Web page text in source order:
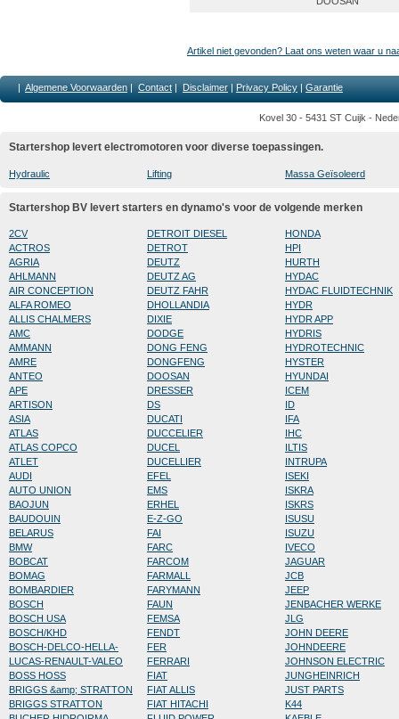
Artikel niet gevonden? Laat ons weten waar u
| Algemene Voorwaarden | Contact | Disclaimer | Privacy Policy | Garantie
Kovel 30 - 5431 ST Cuijk -
Startershop levert electromotoren voor diverse toepassingen.
Hydraulic Lifting Massa Geïsoleerd
Startershop BV levert starters en dynamo's voor de volgende merken
2CV
ACTROS
AGRIA
AHLMANN
AIR CONCEPTION
ALFA ROMEO
ALLIS CHALMERS
AMC
AMMANN
AMRE
ANTEO
APE
ARTISON
ASIA
ATLAS
ATLAS COPCO
ATLET
AUDI
AUTO UNION
BAOJUN
BAUDOUIN
BELARUS
BMW
BOBCAT
BOMAG
BOMBARDIER
BOSCH
BOSCH USA
BOSCH/KHD
BOSCH-DELCO-HELLA-
LUCAS-RENAULT-VALEO
BOSS HOSS
BRIGGS &amp; STRATTON
BRIGGS STRATTON
DETROIT DIESEL
DETROT
DEUTZ
DEUTZ AG
DEUTZ FAHR
DHOLLANDIA
DIXIE
DODGE
DONG FENG
DONGFENG
DOOSAN
DRESSER
DS
DUCATI
DUCCELIER
DUCEL
DUCELLIER
EFEL
EMS
ERHEL
E-Z-GO
FAI
FARC
FARCOM
FARMALL
FARYMANN
FAUN
FEMSA
FENDT
FER
FERRARI
FIAT
FIAT ALLIS
FIAT HITACHI
HONDA
HPI
HURTH
HYDAC
HYDAC FLUIDTECHNIK
HYDR
HYDR APP
HYDRIS
HYDROTECHNIC
HYSTER
HYUNDAI
ICEM
ID
IFA
IHC
ILTIS
INTRUPA
ISEKI
ISKRA
ISKRS
ISUSU
ISUZU
IVECO
JAGUAR
JCB
JEEP
JENBACHER WERKE
JLG
JOHN DEERE
JOHNDEERE
JOHNSON ELECTRIC
JUNGHEINRICH
JUST PARTS
K44